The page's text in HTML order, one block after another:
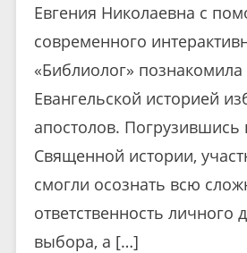
Евгения Николаевна с
современного
«Библиолог» познакомила
Евангельской историей
апостолов. Погрузившись
Священной истории,
смогли осознать всю
ответственность личного
выбора, а […]